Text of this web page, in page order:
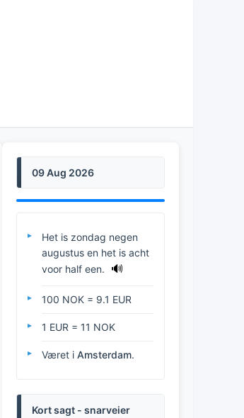
09 Aug 2026
Het is zondag negen
augustus en het is acht
voor half een.
🔊
100 NOK = 9.1 EUR
1 EUR = 11 NOK
Været i Amsterdam.
Kort sagt - snarveier